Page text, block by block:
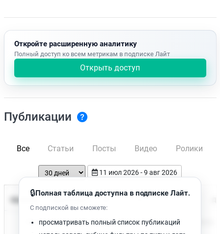
Откройте расширенную аналитику
Полный доступ ко всем метрикам в подписке Лайт
Открыть доступ
Публикации
Все Статьи Посты Видео Ролики
11 июл 2026 - 9 авг 2026
Время чтения
Нет доступных публикаций. Попробуйте изменить фильтр.
🔒Полная таблица доступна в подписке Лайт.
С подпиской вы сможете:
просматривать полный список публикаций